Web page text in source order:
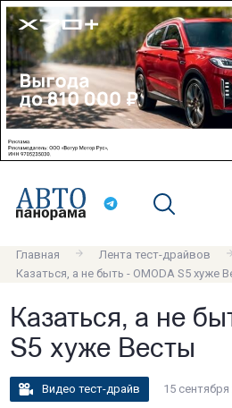
Главная Лента тест-драйвов
Казаться, а не быть - OMODA S5 хуже
Казаться, а не
S5 хуже Весты
Видео тест-драйв 15 сентября